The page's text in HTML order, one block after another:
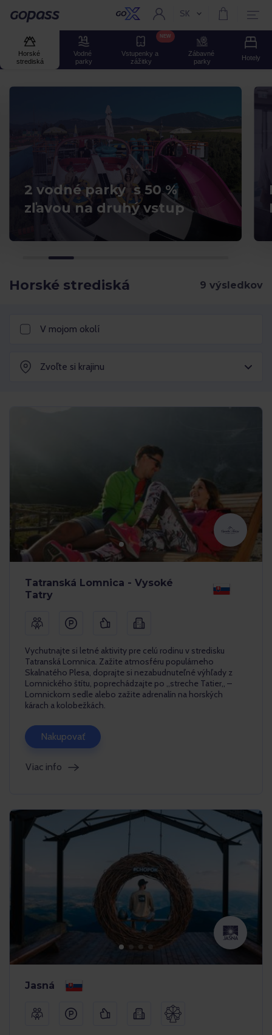
Gopass Aktuální jazyk:
SK
Horské
strediská
Vodné
parky
Vstupenky a
zážitky
NEW
Zábavné
parky
Hotely
2 vodné parky s 50 %
zľavou na druhý vstup
Horské strediská
V mojom okolí
Zvoľte si krajinu
Tatranská Lomnica - Vysoké
Tatry
Vychutnajte si letné aktivity pre celú rodinu v stredisku
Tatranská Lomnica. Zažite atmosféru populárneho
Skalnatého Plesa, doprajte si nezabudnuteľné výhľady z
Lomnického štítu, poprechádzajte po ,,streche Tatier,, –
Lomnickom sedle alebo zažite adrenalín na horských
kárach a kolobežkách.
Nakupovať
Viac info
Jasná